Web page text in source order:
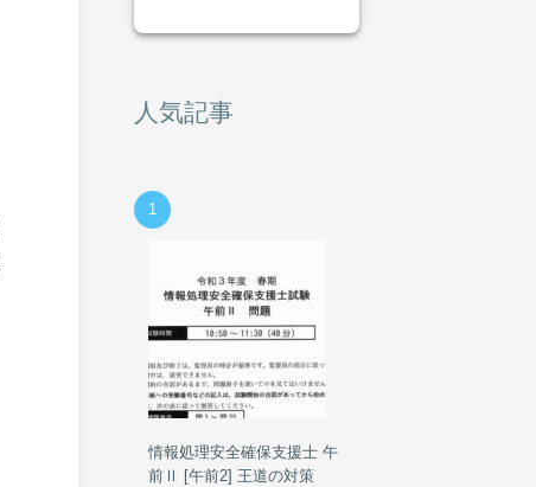
人気記事
1
情報処理安全確保支援士 午
前Ⅱ [午前2] 王道の対策